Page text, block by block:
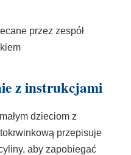
przez zespół
z instrukcjami
dzieciom z
przepisuje
aby zapobiegać